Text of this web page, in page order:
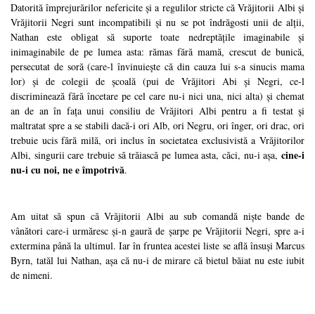
Datorită împrejurărilor nefericite și a regulilor stricte că Vrăjitorii Albi și
Vrăjitorii Negri sunt incompatibili și nu se pot îndrăgosti unii de alții,
Nathan este obligat să suporte toate nedreptățile imaginabile și
inimaginabile de pe lumea asta: rămas fără mamă, crescut de bunică,
persecutat de soră (care-l învinuiește că din cauza lui s-a sinucis mama
lor) și de colegii de școală (pui de Vrăjitori Abi și Negri, ce-l
discriminează fără încetare pe cel care nu-i nici una, nici alta) și chemat
an de an în fața unui consiliu de Vrăjitori Albi pentru a fi testat și
maltratat spre a se stabili dacă-i ori Alb, ori Negru, ori înger, ori drac, ori
trebuie ucis fără milă, ori inclus în societatea exclusivistă a Vrăjitorilor
Albi, singurii care trebuie să trăiască pe lumea asta, căci, nu-i așa, cine-i
nu-i cu noi, ne e împotrivă.
Am uitat să spun că Vrăjitorii Albi au sub comandă niște bande de
vânători care-i urmăresc și-n gaură de șarpe pe Vrăjitorii Negri, spre a-i
extermina până la ultimul. Iar în fruntea acestei liste se află însuși Marcus
Byrn, tatăl lui Nathan, așa că nu-i de mirare că bietul băiat nu este iubit
de nimeni.